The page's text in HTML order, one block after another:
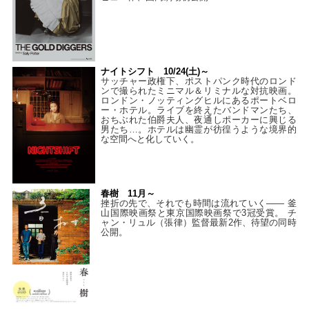
ナイトシフト 10/24(土)～
サッチャー政権下、ポストパンク時代のロンド
ンで撮られたミニマル＆リミナルな対抗映画。
ロンドン・ノッティングヒルにあるポートベロ
ー・ホテル。ライブを終えたバンドマンたち、
おちぶれた伯爵夫人、夜通しポーカーに興じる
男たち…。ホテルは幽霊が彷徨うような境界的
な空間へと化していく。
春樹 11月～
挫折の先で、それでも時間は流れていく—— 釜
山国際映画祭と東京国際映画祭で3冠受賞。 チ
ャン・リュル（張律）監督最新2作、待望の同時
公開。